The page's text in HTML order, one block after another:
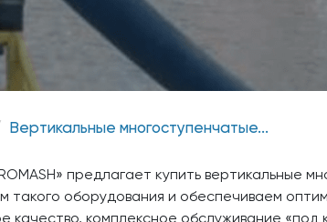
Вертикальные многоступенчатые...
предлагает купить вертикальные
такого оборудования и обеспечиваем
качество, комплексное обслуживание